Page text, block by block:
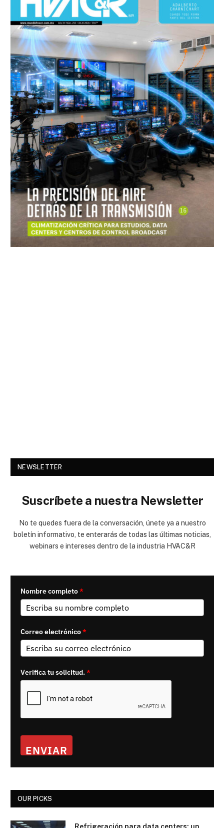
NEWSLETTER
Suscríbete a nuestra Newsletter
No te quedes fuera de la conversación, únete ya a nuestro
boletín informativo, te enterarás de todas las últimas noticias,
webinars e intereses dentro de la industria HVAC&R
Nombre completo*
Correo electrónico*
Verifica tu solicitud.*
ENVIAR
OUR PICKS